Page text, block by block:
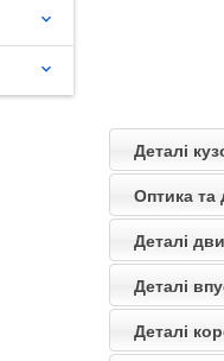
keyboard_arrow_down
keyboard_arrow_down
Деталі
Оптика та
Деталі
Деталі
Деталі